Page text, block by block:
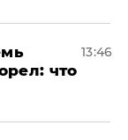
что
13:46